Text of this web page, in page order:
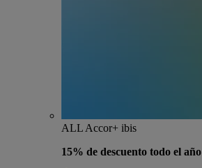
ALL Accor+ ibis
15% de descuento todo el año